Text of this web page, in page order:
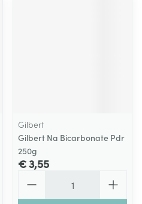
Gilbert
Gilbert Na Bicarbonate Pdr
250g
€ 3,55